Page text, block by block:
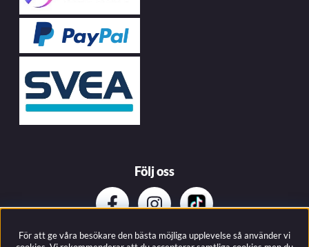
Följ oss
Prenumerera på vårat nyhetsbrev
För att ge våra besökare den bästa möjliga upplevelse så använder vi